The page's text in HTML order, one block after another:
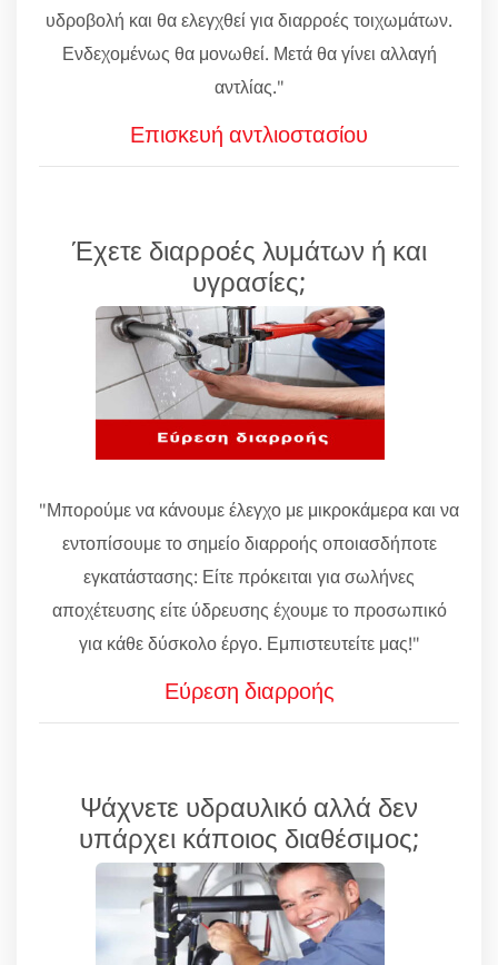
υδροβολή και θα ελεγχθεί για διαρροές τοιχωμάτων.
Ενδεχομένως θα μονωθεί. Μετά θα γίνει αλλαγή
αντλίας."
Επισκευή αντλιοστασίου
Έχετε διαρροές λυμάτων ή και
υγρασίες;
"Μπορούμε να κάνουμε έλεγχο με μικροκάμερα και να
εντοπίσουμε το σημείο διαρροής οποιασδήποτε
εγκατάστασης: Είτε πρόκειται για σωλήνες
αποχέτευσης είτε ύδρευσης έχουμε το προσωπικό
για κάθε δύσκολο έργο. Εμπιστευτείτε μας!"
Εύρεση διαρροής
Ψάχνετε υδραυλικό αλλά δεν
υπάρχει κάποιος διαθέσιμος;